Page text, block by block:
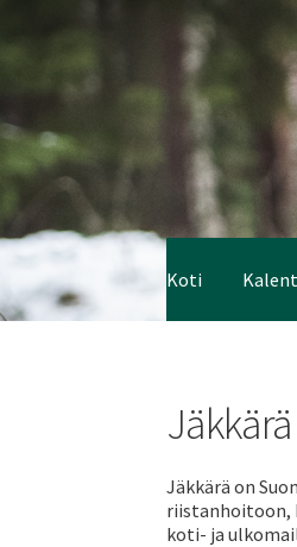
Koti
Jäkkärä
Jäkkärä on
riistanhoitoon,
koti- ja